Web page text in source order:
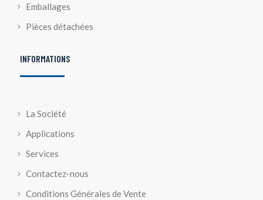
Emballages
Pièces détachées
INFORMATIONS
La Société
Applications
Services
Contactez-nous
Conditions Générales de Vente